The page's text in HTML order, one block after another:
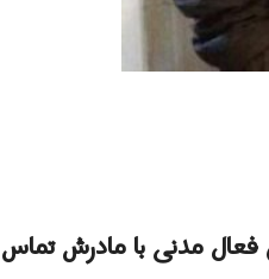
مدنی با مادرش تماس